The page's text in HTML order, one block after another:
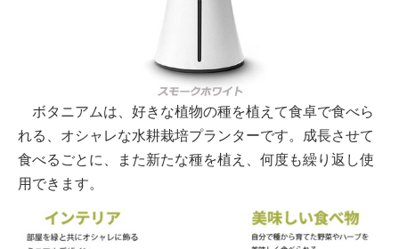
ボタニアムは、好きな植物の種を植えて食卓で食べら
れる、オシャレな水耕栽培プランターです。成長させて
食べるごとに、また新たな種を植え、何度も繰り返し使
用できます。